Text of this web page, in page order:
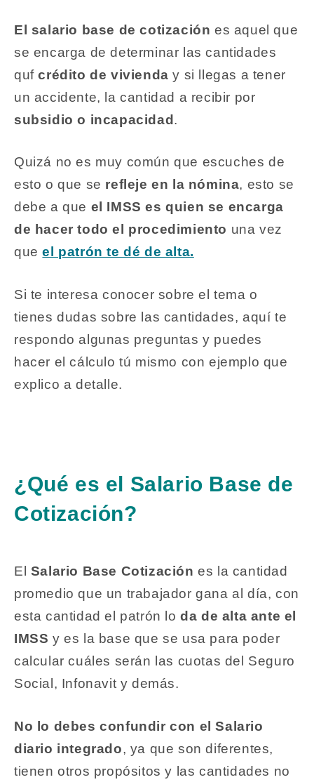
El salario base de cotización es aquel que
se encarga de determinar las cantidades
qufcrédito de vivienda y si llegas a tener
un accidente, la cantidad a recibir por
subsidio o incapacidad .
Quizá no es muy común que escuches de
esto o que se refleje en la nómina, esto se
debe a que el IMSS es quien se encarga
de hacer todo el procedimiento una vez
queel patrón te dé de alta.
Si te interesa conocer sobre el tema o
tienes dudas sobre las cantidades, aquí te
respondo algunas preguntas y puedes
hacer el cálculo tú mismo con ejemplo que
explico a detalle.
¿Qué es el Salario Base de
Cotización?
El Salario Base Cotización es la cantidad
promedio que un trabajador gana al día, con
esta cantidad el patrón loda de alta ante el
IMSS y es la base que se usa para poder
calcular cuáles serán las cuotas del Seguro
Social, Infonavit y demás.
No lo debes confundir con el Salario
diario integrado, ya que son diferentes,
tienen otros propósitos y las cantidades no